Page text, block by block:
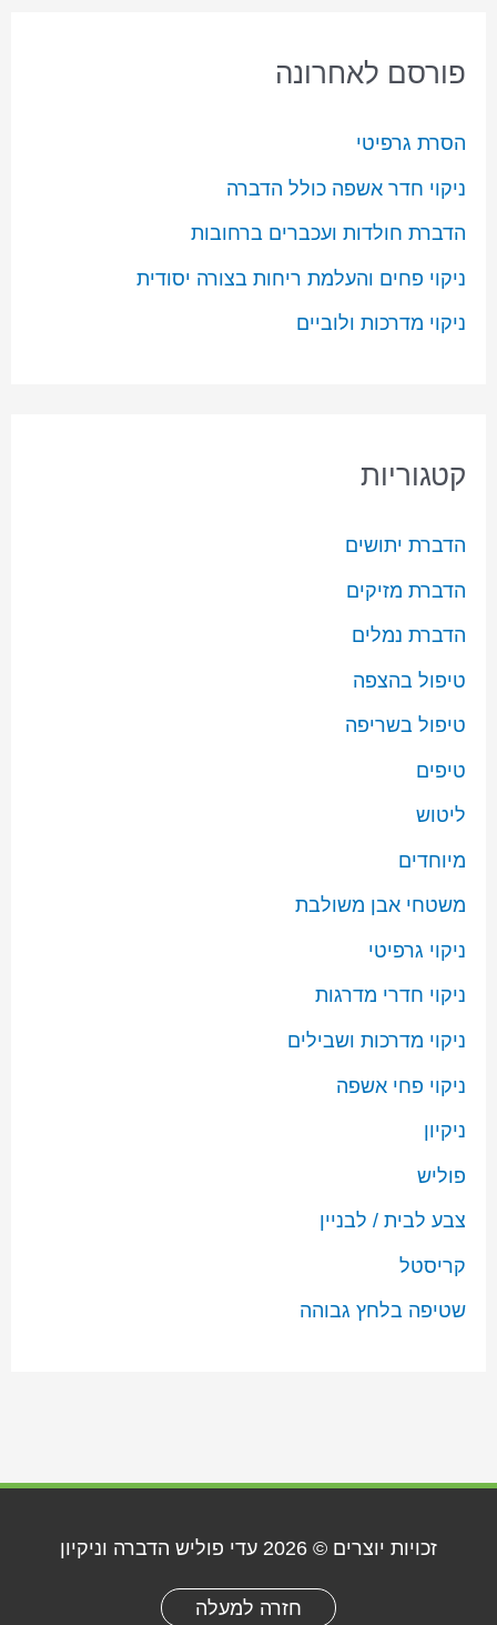
פורסם לאחרונה
הסרת גרפיטי
ניקוי חדר אשפה כולל הדברה
הדברת חולדות ועכברים ברחובות
ניקוי פחים והעלמת ריחות בצורה יסודית
ניקוי מדרכות ולוביים
קטגוריות
הדברת יתושים
הדברת מזיקים
הדברת נמלים
טיפול בהצפה
טיפול בשריפה
טיפים
ליטוש
מיוחדים
משטחי אבן משולבת
ניקוי גרפיטי
ניקוי חדרי מדרגות
ניקוי מדרכות ושבילים
ניקוי פחי אשפה
ניקיון
פוליש
צבע לבית / לבניין
קריסטל
שטיפה בלחץ גבוהה
זכויות יוצרים © 2026 עדי פוליש הדברה וניקיון
חזרה למעלה